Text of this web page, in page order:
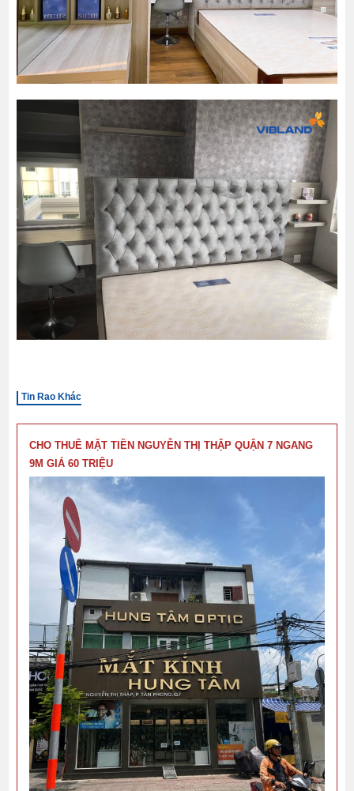
Tin Rao Khác
CHO THUÊ MẶT TIỀN NGUYỄN THỊ THẬP QUẬN 7 NGANG
9M GIÁ 60 TRIỆU